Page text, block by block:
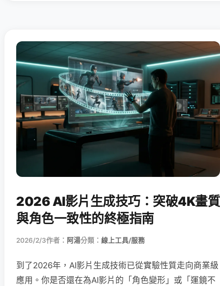
2026 AI影片生成技巧：突破4K畫質
與角色一致性的終極指南
2026/2/3作者： 阿湯分類： 線上工具/服務
到了2026年，AI影片生成技術已從實驗性質走向商業級
應用。你是否還在為AI影片的「角色變形」或「運鏡不